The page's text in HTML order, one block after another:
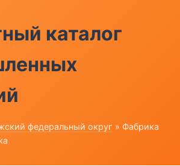
каталог
федеральный округ » Фабрика